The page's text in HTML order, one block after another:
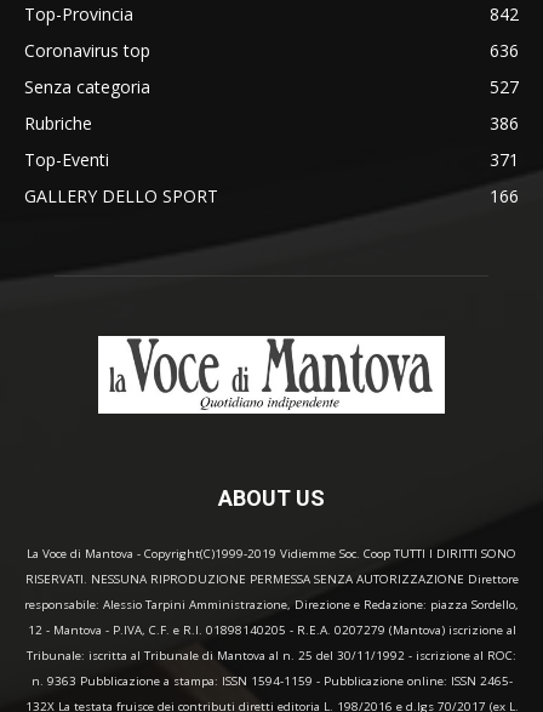
Top-Provincia
842
Coronavirus top
636
Senza categoria
527
Rubriche
386
Top-Eventi
371
GALLERY DELLO SPORT
166
ABOUT US
La Voce di Mantova - Copyright(C)1999-2019 Vidiemme Soc. Coop TUTTI I DIRITTI SONO
RISERVATI. NESSUNA RIPRODUZIONE PERMESSA SENZA AUTORIZZAZIONE Direttore
responsabile: Alessio Tarpini Amministrazione, Direzione e Redazione: piazza Sordello,
12 - Mantova - P.IVA, C.F. e R.I. 01898140205 - R.E.A. 0207279 (Mantova) iscrizione al
Tribunale: iscritta al Tribunale di Mantova al n. 25 del 30/11/1992 - iscrizione al ROC:
n. 9363 Pubblicazione a stampa: ISSN 1594-1159 - Pubblicazione online: ISSN 2465-
132X La testata fruisce dei contributi diretti editoria L. 198/2016 e d.lgs 70/2017 (ex L.